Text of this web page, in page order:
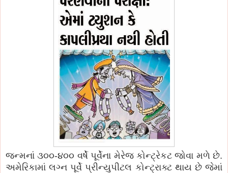
જન્મનાં ૩૦૦-૪૦૦ વર્ષે પૂર્વેના મેરેજ કોન્ટ્રેકટ જોવા મળે છે.
અમેરિકામાં લગ્ન પૂર્વે પ્રીન્યુપીટલ કોન્ટ્રાક્ટ થાય છે જેમાં